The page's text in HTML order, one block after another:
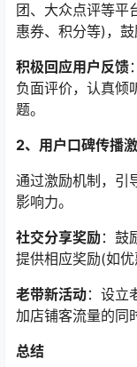
团、大众点评等平
惠券、积分等)，鼓
积极回应用户反馈
负面评价，认真倾
题。
2、用户口碑传播
通过激励机制，引
影响力。
社交分享奖励 ：鼓
提供相应奖励(如优
老带新活动：设立
加店铺客流量的同
总结